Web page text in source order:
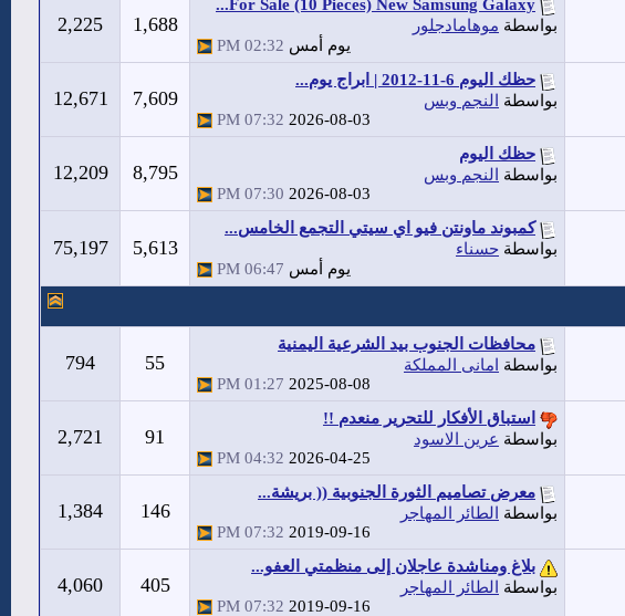
For Sale (10 Pieces) New Samsung Galaxy...
بواسطة موهامادجلور
يوم أمس 02:32 PM
1,688
2,225
حظك اليوم 6-11-2012 | ابراج يوم...
بواسطة النجم وبس
2026-08-03
07:32 PM
7,609
12,671
حظك اليوم
بواسطة النجم وبس
2026-08-03
07:30 PM
8,795
12,209
كمبوند ماونتن فيو اي سيتي التجمع الخامس...
بواسطة حسناء
يوم أمس 06:47 PM
5,613
75,197
محافظات الجنوب بيد الشرعية اليمنية
بواسطة امانى المملكة
2025-08-08
01:27 PM
55
794
استباق الأفكار للتحرير منعدم !!
بواسطة عرين الاسود
2026-04-25
04:32 PM
91
2,721
معرض تصاميم الثورة الجنوبية (( بريشة...
بواسطة الطائر المهاجر
2019-09-16
07:32 PM
146
1,384
بلاغ ومناشدة عاجلان إلى منظمتي العفو...
بواسطة الطائر المهاجر
2019-09-16
07:32 PM
405
4,060